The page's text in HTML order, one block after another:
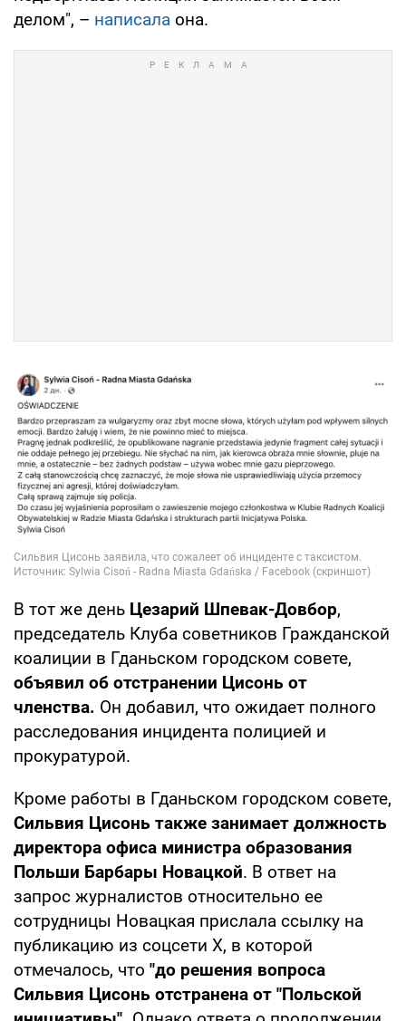
делом", – написала она.
В тот же день Цезарий Шпевак-Довбор,
председатель Клуба советников Гражданской
коалиции в Гданьском городском совете,
объявил об отстранении Цисонь от
членства. Он добавил, что ожидает полного
расследования инцидента полицией и
прокуратурой.
Кроме работы в Гданьском городском совете,
Сильвия Цисонь также занимает должность
директора офиса министра образования
Польши Барбары Новацкой. В ответ на
запрос журналистов относительно ее
сотрудницы Новацкая прислала ссылку на
публикацию из соцсети X, в которой
отмечалось, что "до решения вопроса
Сильвия Цисонь отстранена от "Польской